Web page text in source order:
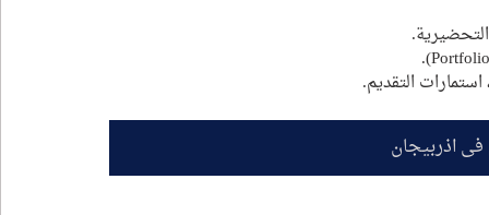
التقديم.
في اذربيجان